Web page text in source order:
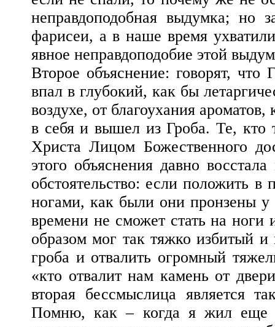
неправдоподобная выдумка;
фарисеи, а в наше время
явное неправдоподобие этой
Второе объяснение: говорят,
впал в глубокий, как бы
воздухе, от благоухания
в себя и вышел из Гроба. Те, кто
Христа Лицом Божественного
этого объяснения давно
обстоятельство: если положить
ногами, как были они пронзены у
времени не сможет стать на
образом мог так тяжко избитый и
гроба и отвалить огромный
«кто отвалит нам камень от
вторая бессмыслица является
Помню, как – когда я жил еще